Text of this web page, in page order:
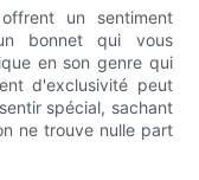
un sentiment
bonnet qui vous
en son genre qui
d'exclusivité peut
spécial, sachant
ne trouve nulle part